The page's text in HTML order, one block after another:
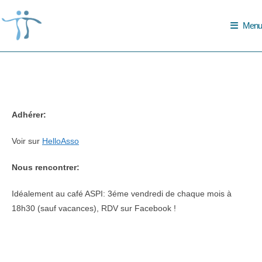
to
content
Menu
Adhérer:
Voir sur HelloAsso
Nous rencontrer:
Idéalement au café ASPI: 3éme vendredi de chaque mois à
18h30 (sauf vacances), RDV sur Facebook !